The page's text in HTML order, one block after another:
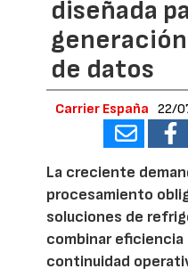
diseñada
de datos
Carrier España 22/
La creciente
procesamiento
soluciones de
combinar
continuidad